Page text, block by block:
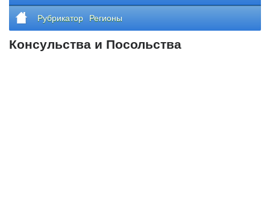
Рубрикатор Регионы
Консульства и Посольства